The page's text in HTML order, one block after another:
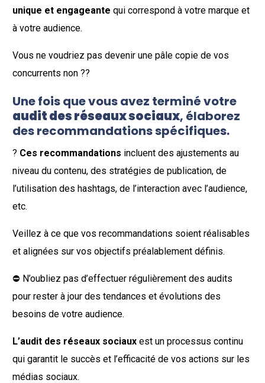
unique et engageante qui correspond à votre marque et
à votre audience.
Vous ne voudriez pas devenir une pâle copie de vos
concurrents non ??
Une fois que vous avez terminé votre
audit des réseaux sociaux, élaborez
des recommandations spécifiques.
? Ces recommandations incluent des ajustements au
niveau du contenu, des stratégies de publication, de
l’utilisation des hashtags, de l’interaction avec l’audience,
etc.
Veillez à ce que vos recommandations soient réalisables
et alignées sur vos objectifs préalablement définis.
⛔️ N’oubliez pas d’effectuer régulièrement des audits
pour rester à jour des tendances et évolutions des
besoins de votre audience.
L’audit des réseaux sociaux est un processus continu
qui garantit le succès et l’efficacité de vos actions sur les
médias sociaux.